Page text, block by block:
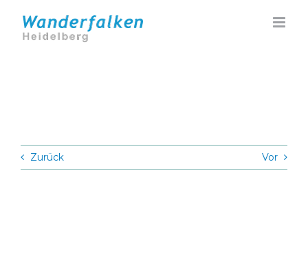
Inhalt
springen
Zurück Vor